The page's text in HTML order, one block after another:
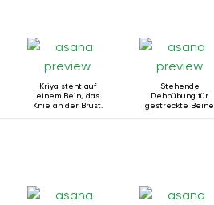
Kriya steht auf
einem Bein, das
Knie an der Brust.
Stehende
Dehnübung für
gestreckte Beine